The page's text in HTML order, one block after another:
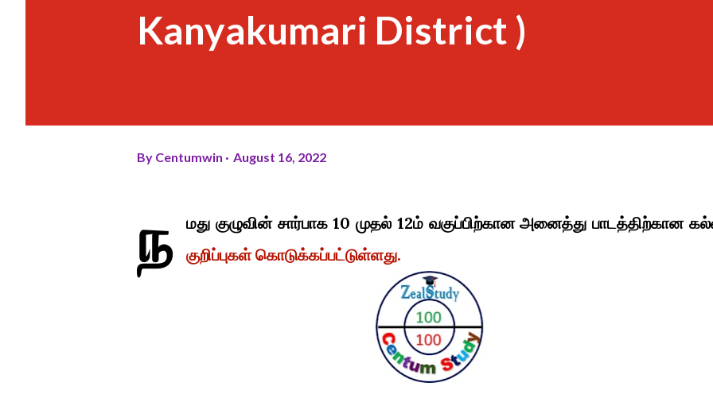
Kanyakumari District )
By Centumwin August 16, 2022
ந
மது குழுவின் சார்பாக 10 முதல் 12ம் வகுப்பிற்கான அனைத்து பாடத்திற்கான
குறிப்புகள் கொடுக்கப்பட்டுள்ளது.